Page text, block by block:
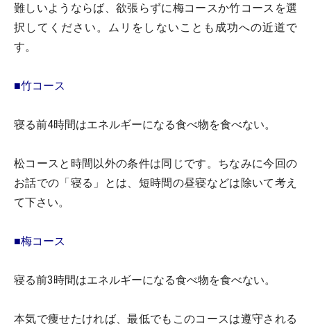
難しいようならば、欲張らずに梅コースか竹コースを選
択してください。ムリをしないことも成功への近道で
す。
■竹コース
寝る前4時間はエネルギーになる食べ物を食べない。
松コースと時間以外の条件は同じです。ちなみに今回の
お話での「寝る」とは、短時間の昼寝などは除いて考え
て下さい。
■梅コース
寝る前3時間はエネルギーになる食べ物を食べない。
本気で痩せたければ、最低でもこのコースは遵守される